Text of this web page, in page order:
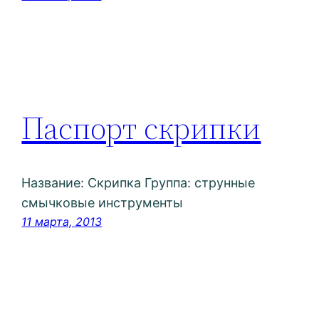
Паспорт скрипки
Название: Скрипка Группа: струнные
смычковые инструменты
11 марта, 2013